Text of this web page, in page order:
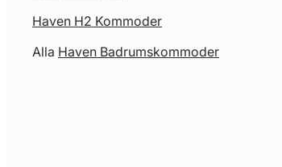
Haven H2 Kommoder
Alla Haven Badrumskommoder